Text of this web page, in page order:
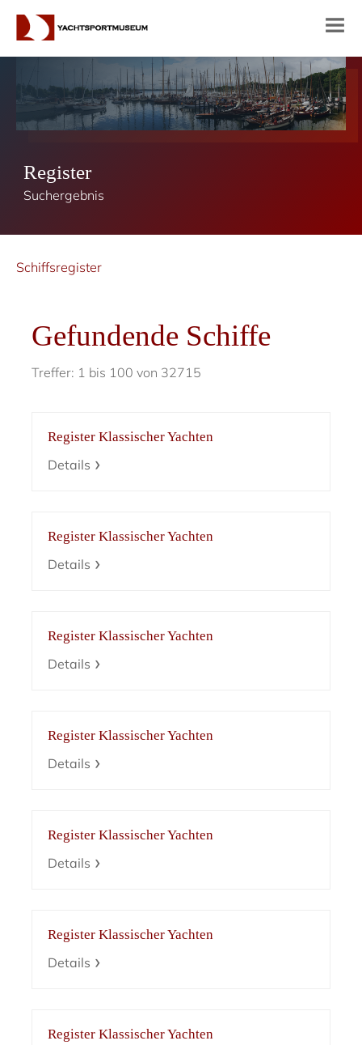
Register
Suchergebnis
Schiffsregister
Gefundende Schiffe
Treffer: 1 bis 100 von 32715
Register Klassischer Yachten
Details
Register Klassischer Yachten
Details
Register Klassischer Yachten
Details
Register Klassischer Yachten
Details
Register Klassischer Yachten
Details
Register Klassischer Yachten
Details
Register Klassischer Yachten